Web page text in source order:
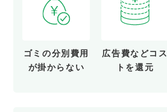
ゴミの分別費用
が掛からない
広告費などコス
トを還元